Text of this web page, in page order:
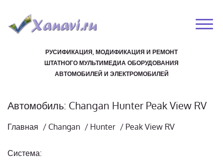
РУСИФИКАЦИЯ, МОДИФИКАЦИЯ И РЕМОНТ
ШТАТНОГО МУЛЬТИМЕДИА ОБОРУДОВАНИЯ
АВТОМОБИЛЕЙ И ЭЛЕКТРОМОБИЛЕЙ
Автомобиль: Changan Hunter Peak View RV
Главная / Changan / Hunter / Peak View RV
Система: